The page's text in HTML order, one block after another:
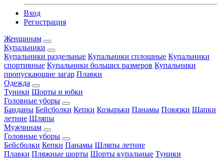
Вход
Регистрация
Женщинам
Купальники
Купальники раздельные Купальники сплошные Купальники
спортивные Купальники больших размеров Купальники
пропускающие загар Плавки
Одежда
Туники Шорты и юбки
Головные уборы
Банданы Бейсболки Кепки Козырьки Панамы Повязки Шапки
летние Шляпы
Мужчинам
Головные уборы
Бейсболки Кепки Панамы Шляпы летние
Плавки Пляжные шорты Шорты купальные Туники